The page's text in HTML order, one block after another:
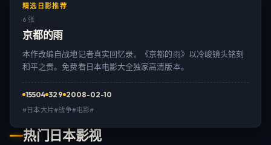
精选日影推荐
6 张
京都的雨
本作改编自战地记者真实回忆录，《京都的雨》以冷峻镜头铭刻
和平之贵。免费看日本电影大全独家高清版本。
15504 329 2008-02-10
#日本大片#战争#电影#
热门日本影视